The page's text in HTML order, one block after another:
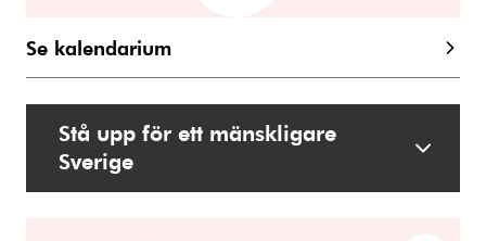
Se kalendarium
Stå upp för ett mänskligare
Sverige